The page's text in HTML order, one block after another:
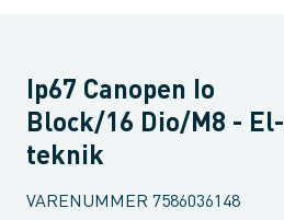
Ip67 Canopen Io
Block/16 Dio/M8 - El-
teknik
VARENUMMER 7586036148